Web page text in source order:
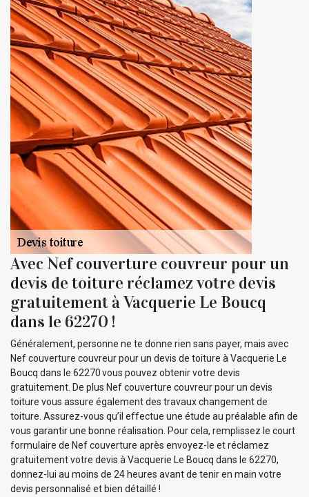
Avec Nef couverture couvreur pour un
devis de toiture réclamez votre devis
gratuitement à Vacquerie Le Boucq
dans le 62270 !
Généralement, personne ne te donne rien sans payer, mais avec
Nef couverture couvreur pour un devis de toiture à Vacquerie Le
Boucq dans le 62270 vous pouvez obtenir votre devis
gratuitement. De plus Nef couverture couvreur pour un devis
toiture vous assure également des travaux changement de
toiture. Assurez-vous qu’il effectue une étude au préalable afin de
vous garantir une bonne réalisation. Pour cela, remplissez le court
formulaire de Nef couverture après envoyez-le et réclamez
gratuitement votre devis à Vacquerie Le Boucq dans le 62270,
donnez-lui au moins de 24 heures avant de tenir en main votre
devis personnalisé et bien détaillé !